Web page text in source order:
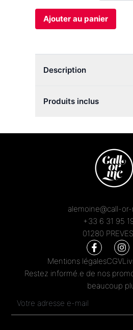
Ajouter au panier
Description
Produits inclus
alemoine@call-
+33 6 31 95
01280
Mentions légalesCGV
Restez informé.e de nos
beaucoup